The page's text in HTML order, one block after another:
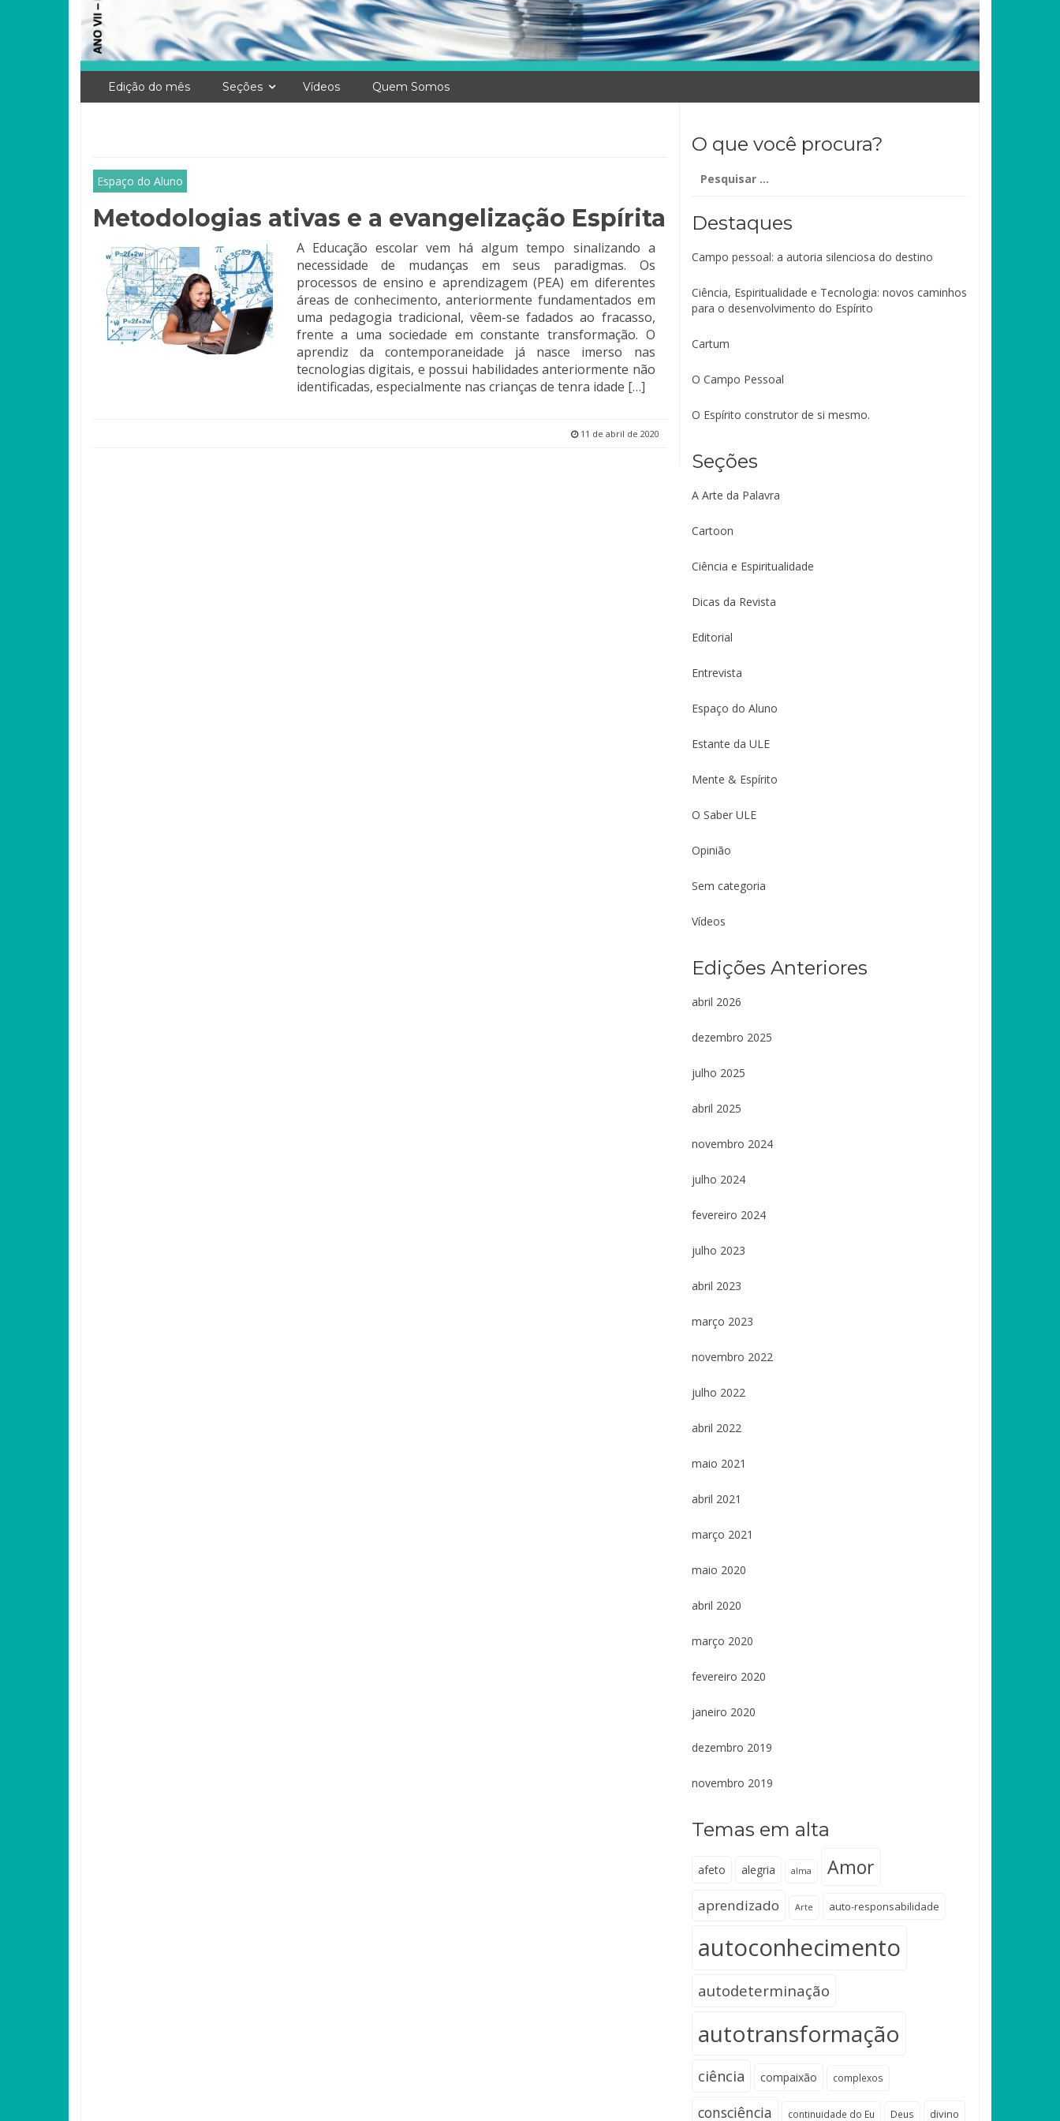
Edição do mês Seções Vídeos Quem Somos
Espaço do Aluno
Metodologias ativas e a evangelização Espírita
A Educação escolar vem há algum tempo sinalizando a
necessidade de mudanças em seus paradigmas. Os
processos de ensino e aprendizagem (PEA) em diferentes
áreas de conhecimento, anteriormente fundamentados em
uma pedagogia tradicional, vêem-se fadados ao fracasso,
frente a uma sociedade em constante transformação. O
aprendiz da contemporaneidade já nasce imerso nas
tecnologias digitais, e possui habilidades anteriormente não
identificadas, especialmente nas crianças de tenra idade […]
11 de abril de 2020
O que você procura?
por:
Destaques
Campo pessoal: a autoria silenciosa do destino
Ciência, Espiritualidade e Tecnologia: novos caminhos
para o desenvolvimento do Espírito
Cartum
O Campo Pessoal
O Espírito construtor de si mesmo.
Seções
A Arte da Palavra
Cartoon
Ciência e Espiritualidade
Dicas da Revista
Editorial
Entrevista
Espaço do Aluno
Estante da ULE
Mente & Espírito
O Saber ULE
Opinião
Sem categoria
Vídeos
Edições Anteriores
abril 2026
dezembro 2025
julho 2025
abril 2025
novembro 2024
julho 2024
fevereiro 2024
julho 2023
abril 2023
março 2023
novembro 2022
julho 2022
abril 2022
maio 2021
abril 2021
março 2021
maio 2020
abril 2020
março 2020
fevereiro 2020
janeiro 2020
dezembro 2019
novembro 2019
Temas em alta
afeto alegria alma Amor
aprendizado Arte auto-responsabilidade
autoconhecimento
autodeterminação
autotransformação
ciência compaixão complexos
consciência continuidade do Eu Deus divino